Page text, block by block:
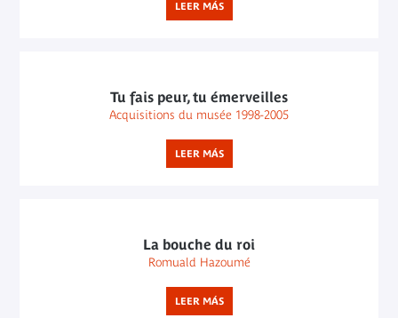
LEER MÁS
Tu fais peur, tu émerveilles
Acquisitions du musée 1998-2005
LEER MÁS
La bouche du roi
Romuald Hazoumé
LEER MÁS